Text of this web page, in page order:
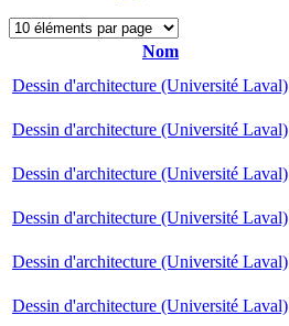
Nom
Dessin d'architecture (Université Laval)
Dessin d'architecture (Université Laval)
Dessin d'architecture (Université Laval)
Dessin d'architecture (Université Laval)
Dessin d'architecture (Université Laval)
Dessin d'architecture (Université Laval)